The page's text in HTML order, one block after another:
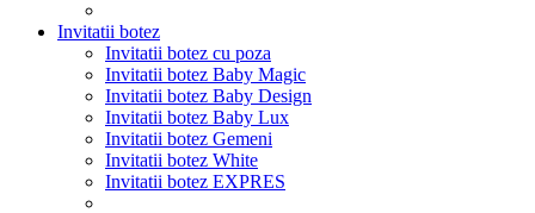
Invitatii botez
Invitatii botez cu poza
Invitatii botez Baby Magic
Invitatii botez Baby Design
Invitatii botez Baby Lux
Invitatii botez Gemeni
Invitatii botez White
Invitatii botez EXPRES